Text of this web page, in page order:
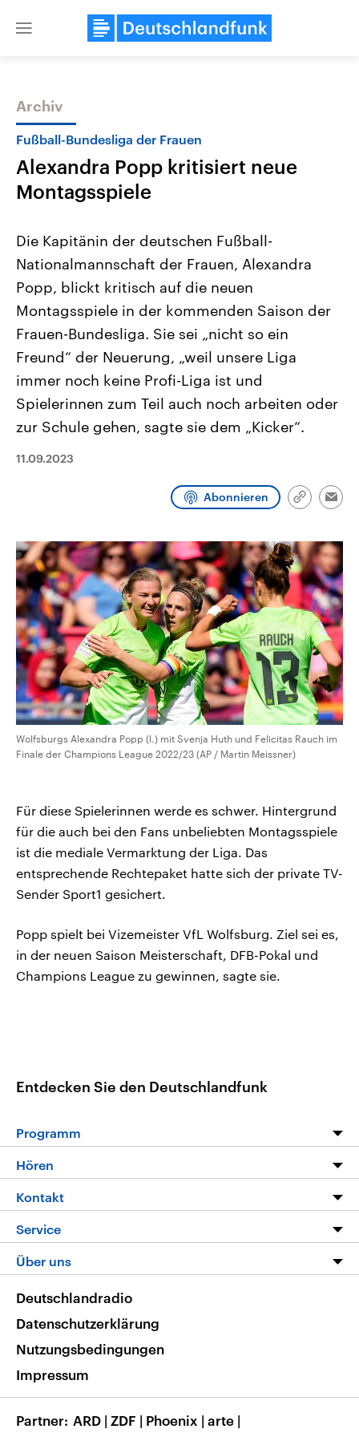
Close
Themen
Landtagswahl Sachsen-Anhalt
2026
Alle Informationen
Sachsen-Anhalt wählt am 6.
September 2026 einen neuen
Landtag. Seit 2021 wird das
Bundesland von einer Koalition aus
Umfragen, Prognosen,
Wahlprogramme, aktuelle Berichte
und Hintergründe zu den Parteien
und Kandidaten der anstehenden
Wahl.
Aktuelle Beiträge,
Hintergründe
Wirtschaftlich und
gehören die Vereinigten
den mächtigsten Ländern
mit großem Einfluss auf
aktuelle Weltgeschehen.
Sendungen Programm Podcasts
Archiv
Fußball-Bundesliga der Frauen
Alexandra Popp kritisiert neue
Montagsspiele
Die Kapitänin der deutschen Fußball-
Nationalmannschaft der Frauen, Alexandra
Popp, blickt kritisch auf die neuen
Montagsspiele in der kommenden Saison der
Frauen-Bundesliga. Sie sei „nicht so ein
Freund“ der Neuerung, „weil unsere Liga
immer noch keine Profi-Liga ist und
Spielerinnen zum Teil auch noch arbeiten oder
zur Schule gehen, sagte sie dem „Kicker“.
11.09.2023
Abonnieren
Link
Wolfsburgs Alexandra Popp (l.) mit Svenja Huth und Felicitas Rauch im
Finale der Champions League 2022/23 (AP / Martin Meissner)
Für diese Spielerinnen werde es schwer. Hintergrund
für die auch bei den Fans unbeliebten Montagsspiele
ist die mediale Vermarktung der Liga. Das
entsprechende Rechtepaket hatte sich der private TV-
Sender Sport1 gesichert.
Popp spielt bei Vizemeister VfL Wolfsburg. Ziel sei es,
in der neuen Saison Meisterschaft, DFB-Pokal und
Champions League zu gewinnen, sagte sie.
Entdecken Sie den Deutschlandfunk
Programm
Programm
Die Nachrichten
Nachrichtenleicht
Neue Beiträge auf dlf.de
Hören
Livestream
Podcasts
Deutschlandfunk App
Nachrichten App
Frequenzen
Kontakt
Hörerservice
Service
FAQ
Veranstaltungen
Musikliste
RSS
Über uns
Barrierefreiheit
Deutschlandradio
Datenschutzerklärung
Nutzungsbedingungen
Impressum
Partner ARD | ZDF | Phoenix | arte |